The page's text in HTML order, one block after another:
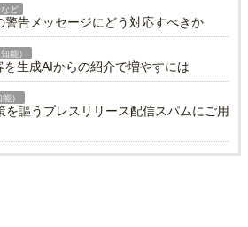
ど
告メッセージにどう対応すべきか
能）
生成AIからの紹介で増やすには
）
を謳うプレスリリース配信スパムにご用